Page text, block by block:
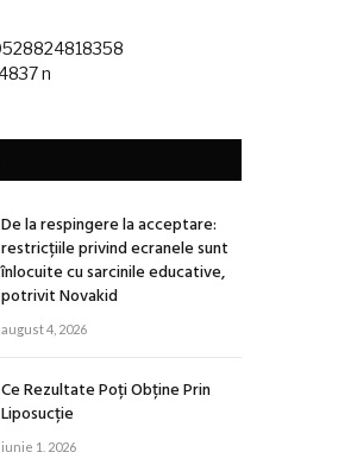
De la respingere la acceptare:
restricțiile privind ecranele sunt
înlocuite cu sarcinile educative,
potrivit Novakid
august 4, 2026
Ce Rezultate Poți Obține Prin
Liposucție
iunie 1, 2026